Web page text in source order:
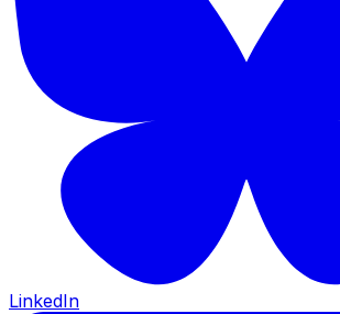
LinkedIn